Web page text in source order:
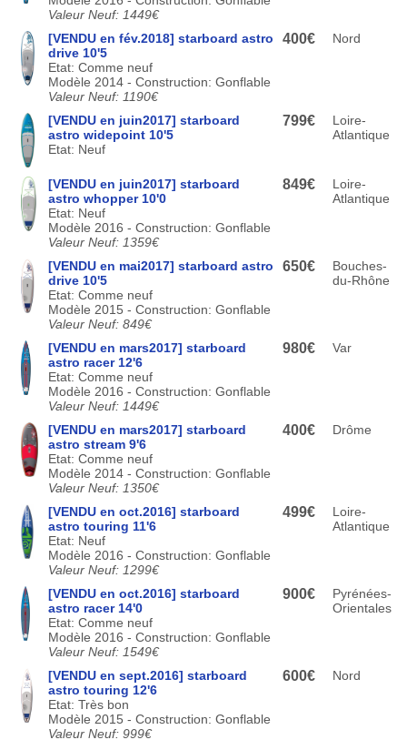
Valeur Neuf: 1449€
[VENDU en fév.2018] starboard astro
drive 10'5
Etat: Comme neuf
Modèle 2014 - Construction: Gonflable
Valeur Neuf: 1190€
400€ Nord
[VENDU en juin2017] starboard
astro widepoint 10'5
Etat: Neuf
799€
Loire-
Atlantique
[VENDU en juin2017] starboard
astro whopper 10'0
Etat: Neuf
Modèle 2016 - Construction: Gonflable
Valeur Neuf: 1359€
849€
Loire-
Atlantique
[VENDU en mai2017] starboard astro
drive 10'5
Etat: Comme neuf
Modèle 2015 - Construction: Gonflable
Valeur Neuf: 849€
650€
Bouches-
du-Rhône
[VENDU en mars2017] starboard
astro racer 12'6
Etat: Comme neuf
Modèle 2016 - Construction: Gonflable
Valeur Neuf: 1449€
980€ Var
[VENDU en mars2017] starboard
astro stream 9'6
Etat: Comme neuf
Modèle 2014 - Construction: Gonflable
Valeur Neuf: 1350€
400€ Drôme
[VENDU en oct.2016] starboard
astro touring 11'6
Etat: Neuf
Modèle 2016 - Construction: Gonflable
Valeur Neuf: 1299€
499€
Loire-
Atlantique
[VENDU en oct.2016] starboard
astro racer 14'0
Etat: Comme neuf
Modèle 2016 - Construction: Gonflable
Valeur Neuf: 1549€
900€
Pyrénées-
Orientales
[VENDU en sept.2016] starboard
astro touring 12'6
Etat: Très bon
Modèle 2015 - Construction: Gonflable
Valeur Neuf: 999€
600€ Nord